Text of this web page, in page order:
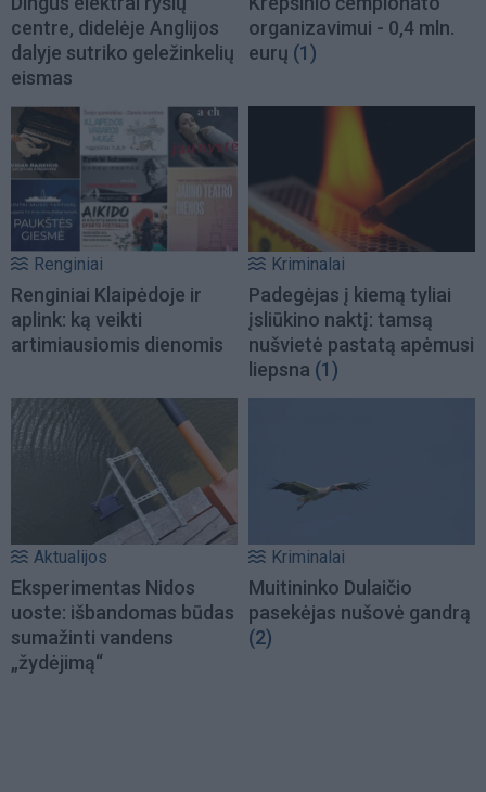
centre, didelėje Anglijos
dalyje sutriko geležinkelių
eismas
organizavimui - 0,4 mln.
eurų (1)
Renginiai
Renginiai Klaipėdoje ir
aplink: ką veikti
artimiausiomis dienomis
Kriminalai
Padegėjas į kiemą tyliai
įsliūkino naktį: tamsą
nušvietė pastatą apėmusi
liepsna (1)
Aktualijos
Eksperimentas Nidos
uoste: išbandomas būdas
sumažinti vandens
„žydėjimą“
Kriminalai
Muitininko Dulaičio
pasekėjas nušovė gandrą
(2)